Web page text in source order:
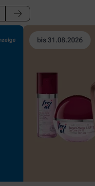
bis 31.08.2026